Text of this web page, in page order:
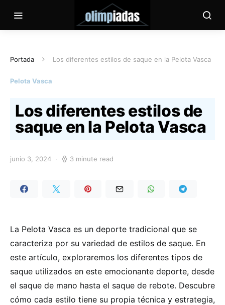
Portada Los diferentes estilos de saque en la Pelota Vasca
Pelota Vasca
Los diferentes estilos de
saque en la Pelota Vasca
junio 3, 2024 3 minute read
La Pelota Vasca es un deporte tradicional que se
caracteriza por su variedad de estilos de saque. En
este artículo, exploraremos los diferentes tipos de
saque utilizados en este emocionante deporte, desde
el saque de mano hasta el saque de rebote. Descubre
cómo cada estilo tiene su propia técnica y estrategia,